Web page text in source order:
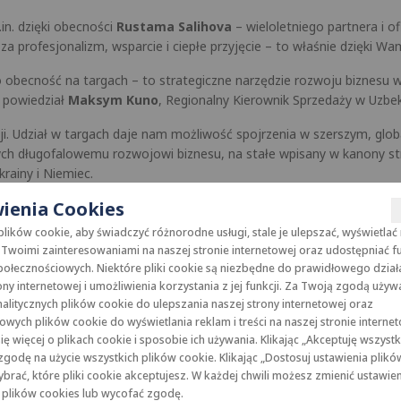
Cookies
cookie, aby świadczyć różnorodne usługi, stale je ulepszać,
zainteresowaniami na naszej stronie internetowej oraz udostępniać
Niektóre pliki cookie są niezbędne do prawidłowego
internetowej i umożliwienia korzystania z jej funkcji. Za Twoją zgodą
plików cookie do ulepszania naszej strony internetowej oraz
plików cookie do wyświetlania reklam i treści na naszej stronie
więcej o plikach cookie i sposobie ich używania. Klikając „Akceptuję
na użycie wszystkich plików cookie. Klikając „Dostosuj ustawienia
które pliki cookie akceptujesz. W każdej chwili możesz zmienić
cookies lub wycofać zgodę.
dzięki obecności Rustama Salihova – wieloletniego partnera i
profesjonalizm, wsparcie i ciepłe przyjęcie – to właśnie dzięki
na targach – to strategiczne narzędzie rozwoju biznesu
Maksym Kuno, Regionalny Kierownik Sprzedaży w
Udział w targach daje nam możliwość spojrzenia w szerszym,
długofalowemu rozwojowi biznesu, na stałe wpisany w kanony
i Niemiec.
Taszkencie podkreślają, że dla nas targi to nie tylko prezentacja
dostarczyłGrupie KAN
nie tylko satysfakcji ze spotkań z
od organizatorów targów nagrodę w kategorii
całego zespołu. Dziękujemy wszystkim, którzy
dalszego rozwoju innowacyjnych systemów KAN-therm dla
– zapraszamy do kontaktu poprzez zakładkę „
” na